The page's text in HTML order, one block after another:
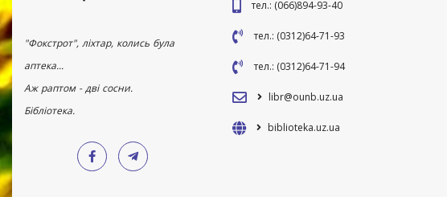
"Фокстрот", ліхтар, колись була
аптека...
Аж раптом - дві сосни.
Бібліотека.
тел.: (066)894-93-40
тел.: (0312)64-71-93
тел.: (0312)64-71-94
libr@ounb.uz.ua
biblioteka.uz.ua